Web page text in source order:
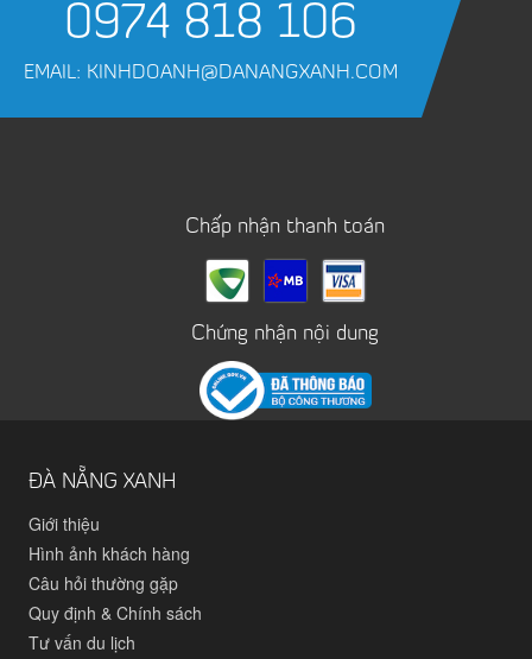
0974 818 106
EMAIL: KINHDOANH@DANANGXANH.COM
Chấp nhận thanh toán
Chứng nhận nội dung
ĐÀ NẴNG XANH
Giới thiệu
Hình ảnh khách hàng
Câu hỏi thường gặp
Quy định & Chính sách
Tư vấn du lịch